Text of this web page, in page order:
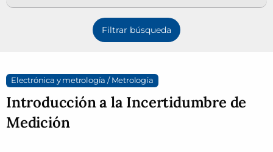
Electrónica y metrología / Metrología
Introducción a la Incertidumbre de
Medición